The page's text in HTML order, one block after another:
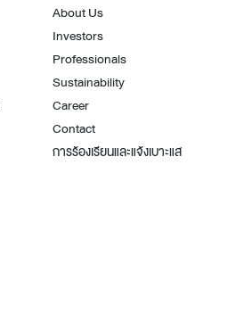
About Us
Investors
Professionals
Sustainability
Career
Contact
การร้องเรียนและแจ้งเบาะแส